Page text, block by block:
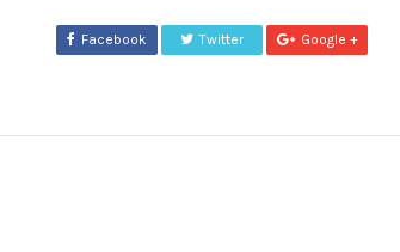
Facebook Twitter Google +